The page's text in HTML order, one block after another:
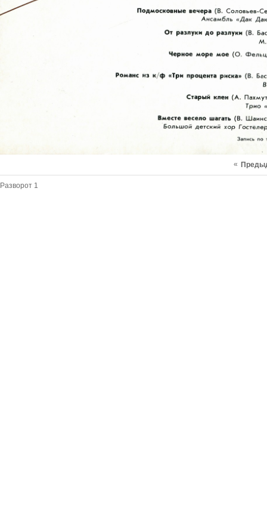
«
Разворот 1